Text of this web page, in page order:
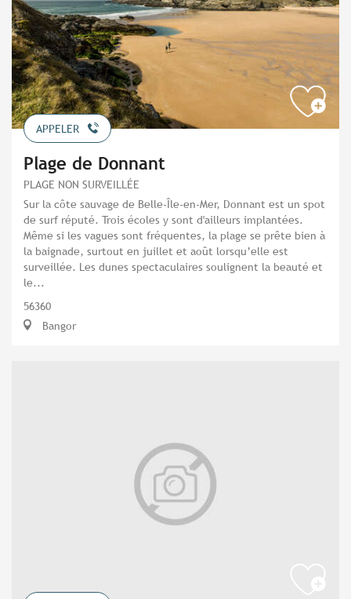
APPELER
Plage de Donnant
PLAGE NON SURVEILLÉE
Sur la côte sauvage de Belle-Île-en-Mer, Donnant est un spot
de surf réputé. Trois écoles y sont d'ailleurs implantées.
Même si les vagues sont fréquentes, la plage se prête bien à
la baignade, surtout en juillet et août lorsqu’elle est
surveillée. Les dunes spectaculaires soulignent la beauté et
le...
56360
Bangor